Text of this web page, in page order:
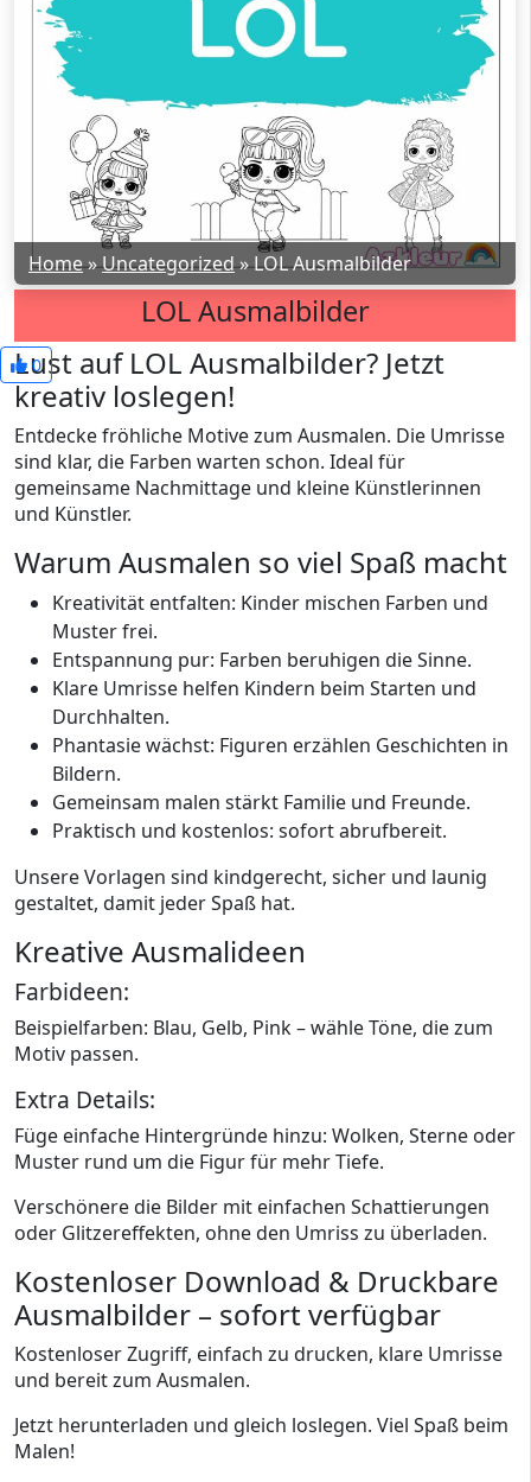
Home»Uncategorized»LOL Ausmalbilder
LOL Ausmalbilder
0
Lust auf LOL Ausmalbilder? Jetzt
kreativ loslegen!
Entdecke fröhliche Motive zum Ausmalen. Die Umrisse
sind klar, die Farben warten schon. Ideal für
gemeinsame Nachmittage und kleine Künstlerinnen
und Künstler.
Warum Ausmalen so viel Spaß macht
Kreativität entfalten: Kinder mischen Farben und
Muster frei.
Entspannung pur: Farben beruhigen die Sinne.
Klare Umrisse helfen Kindern beim Starten und
Durchhalten.
Phantasie wächst: Figuren erzählen Geschichten in
Bildern.
Gemeinsam malen stärkt Familie und Freunde.
Praktisch und kostenlos: sofort abrufbereit.
Unsere Vorlagen sind kindgerecht, sicher und launig
gestaltet, damit jeder Spaß hat.
Kreative Ausmalideen
Farbideen:
Beispielfarben: Blau, Gelb, Pink – wähle Töne, die zum
Motiv passen.
Extra Details:
Füge einfache Hintergründe hinzu: Wolken, Sterne oder
Muster rund um die Figur für mehr Tiefe.
Verschönere die Bilder mit einfachen Schattierungen
oder Glitzereffekten, ohne den Umriss zu überladen.
Kostenloser Download & Druckbare
Ausmalbilder – sofort verfügbar
Kostenloser Zugriff, einfach zu drucken, klare Umrisse
und bereit zum Ausmalen.
Jetzt herunterladen und gleich loslegen. Viel Spaß beim
Malen!